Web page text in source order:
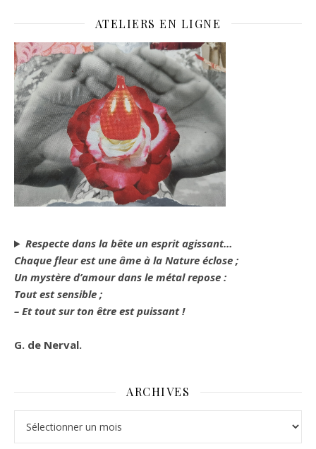
ATELIERS EN LIGNE
Respecte dans la bête un esprit agissant…
Chaque fleur est une âme à la Nature éclose ;
Un mystère d’amour dans le métal repose :
Tout est sensible ;
– Et tout sur ton être est puissant !
G. de Nerval.
ARCHIVES